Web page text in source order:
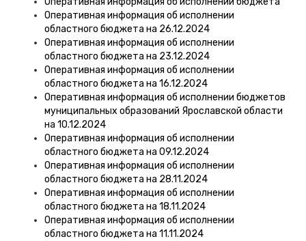
Оперативная информация об исполнении
областного бюджета на 26.12.2024
Оперативная информация об исполнении
областного бюджета на 23.12.2024
Оперативная информация об исполнении
областного бюджета на 16.12.2024
Оперативная информация об исполнении бюджетов
муниципальных образований Ярославской области
на 10.12.2024
Оперативная информация об исполнении
областного бюджета на 09.12.2024
Оперативная информация об исполнении
областного бюджета на 28.11.2024
Оперативная информация об исполнении
областного бюджета на 18.11.2024
Оперативная информация об исполнении
областного бюджета на 11.11.2024